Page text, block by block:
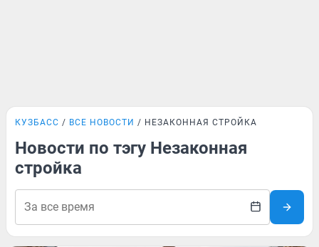
КУЗБАСС ВСЕ НОВОСТИ НЕЗАКОННАЯ СТРОЙКА
Новости по тэгу Незаконная
стройка